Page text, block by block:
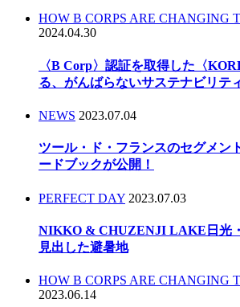
HOW B CORPS ARE CHANGING
2024.04.30
〈B Corp〉認証を取得した〈
る、がんばらないサステナビリテ
NEWS 2023.07.04
ツール・ド・フランスのセグメン
ードブックが公開！
PERFECT DAY 2023.07.03
NIKKO & CHUZENJI LAKE日光
見出した避暑地
HOW B CORPS ARE CHANGING
2023.06.14